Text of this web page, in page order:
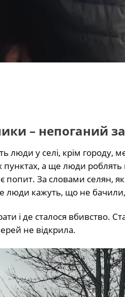
– непоганий
у селі, крім городу,
а ще люди
є попит. За словами селян,
люди кажуть, що не
і де сталося вбивство.
не відкрила.